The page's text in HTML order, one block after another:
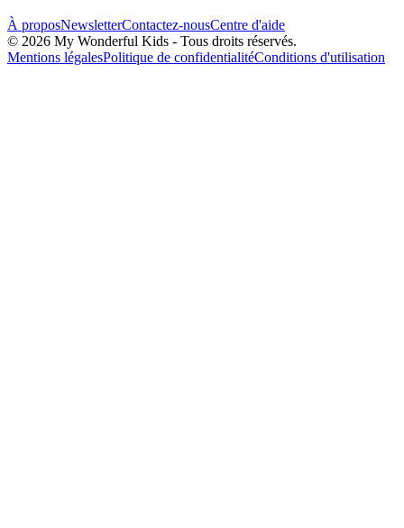
À proposNewsletterContactez-nousCentre d'aide
© 2026 My Wonderful Kids - Tous droits réservés.
Mentions légalesPolitique de confidentialitéConditions d'utilisation